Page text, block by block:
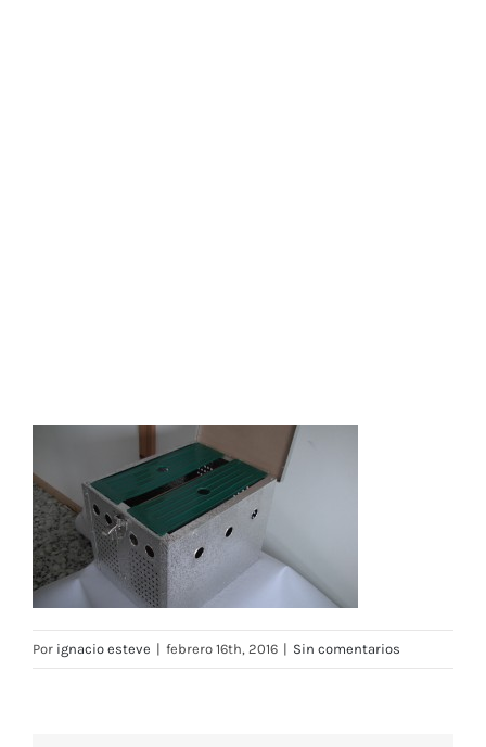
Por ignacio esteve | febrero 16th, 2016 | Sin comentarios